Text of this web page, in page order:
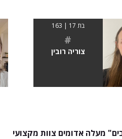
בת 17 | 163
#
צוריה רובין
מעלה אדומים צוות מקצועי